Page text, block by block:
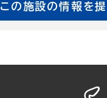
この施設の情報を